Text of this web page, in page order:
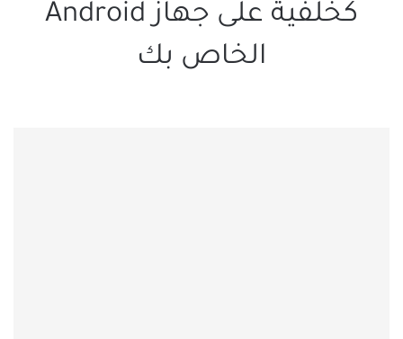
كخلفية على جهاز Android
الخاص بك